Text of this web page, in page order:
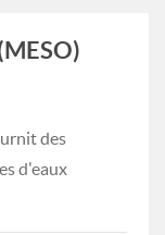
des
d'eaux